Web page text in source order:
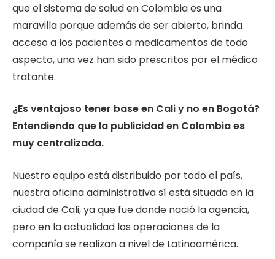
que el sistema de salud en Colombia es una
maravilla porque además de ser abierto, brinda
acceso a los pacientes a medicamentos de todo
aspecto, una vez han sido prescritos por el médico
tratante.
¿Es ventajoso tener base en Cali y no en Bogotá?
Entendiendo que la publicidad en Colombia es
muy centralizada.
Nuestro equipo está distribuido por todo el país,
nuestra oficina administrativa sí está situada en la
ciudad de Cali, ya que fue donde nació la agencia,
pero en la actualidad las operaciones de la
compañía se realizan a nivel de Latinoamérica.